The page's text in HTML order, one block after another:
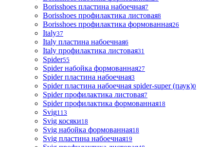
Borisshoes пластина набоечная7
Borisshoes профилактика листовая8
Borisshoes профилактика формованная26
Italy37
Italy пластина набоечная6
Italy профилактика листовая31
Spider55
Spider набойка формованная27
Spider пластина набоечная3
Spider пластина набоечная spider-super (паук)0
Spider профилактика листовая7
Spider профилактика формованная18
Svig113
Svig косяки18
Svig набойка формованная18
Svig пластина набоечная19